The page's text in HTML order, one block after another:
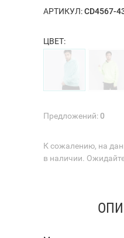
АРТИКУЛ:CD4567-
ЦВЕТ:
Предложений:0
К сожалению, на
в наличии.